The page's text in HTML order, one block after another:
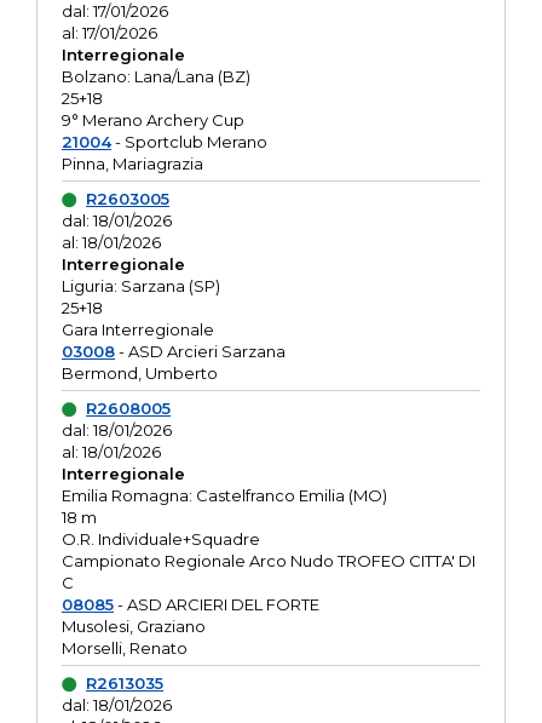
dal: 17/01/2026
al: 17/01/2026
Interregionale
Bolzano: Lana/Lana (BZ)
25+18
9° Merano Archery Cup
21004- Sportclub Merano
Pinna, Mariagrazia
R2603005
dal: 18/01/2026
al: 18/01/2026
Interregionale
Liguria: Sarzana (SP)
25+18
Gara Interregionale
03008- ASD Arcieri Sarzana
Bermond, Umberto
R2608005
dal: 18/01/2026
al: 18/01/2026
Interregionale
Emilia Romagna: Castelfranco Emilia (MO)
18 m
O.R. Individuale+Squadre
Campionato Regionale Arco Nudo TROFEO CITTA' DI
C
08085- ASD ARCIERI DEL FORTE
Musolesi, Graziano
Morselli, Renato
R2613035
dal: 18/01/2026